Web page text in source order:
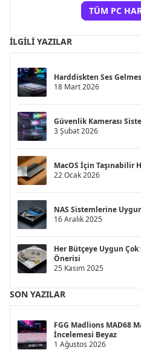
TÜM PC
İLGILI YAZILAR
Harddiskten Ses
18 Mart 2026
Güvenlik Kamerası
3 Şubat 2026
MacOS İçin Taşınabilir
22 Ocak 2026
NAS Sistemlerine
16 Aralık 2025
Her Bütçeye Uygun
Önerisi
25 Kasım 2025
SON YAZILAR
FGG Madlions MAD68
İncelemesi Beyaz
1 Ağustos 2026